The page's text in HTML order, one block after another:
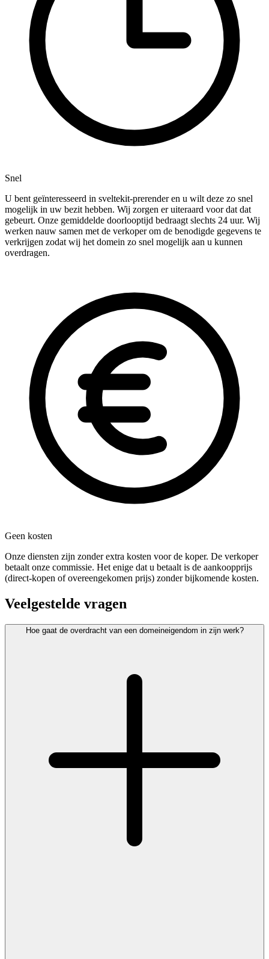
Snel
U bent geïnteresseerd in sveltekit-prerender en u wilt deze zo snel
mogelijk in uw bezit hebben. Wij zorgen er uiteraard voor dat dat
gebeurt. Onze gemiddelde doorlooptijd bedraagt slechts 24 uur. Wij
werken nauw samen met de verkoper om de benodigde gegevens te
verkrijgen zodat wij het domein zo snel mogelijk aan u kunnen
overdragen.
Geen kosten
Onze diensten zijn zonder extra kosten voor de koper. De verkoper
betaalt onze commissie. Het enige dat u betaalt is de aankoopprijs
(direct-kopen of overeengekomen prijs) zonder bijkomende kosten.
Veelgestelde vragen
Hoe gaat de overdracht van een domeineigendom in zijn werk?